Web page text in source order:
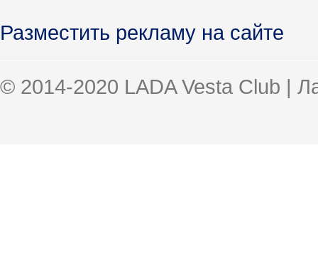
Разместить рекламу на сайте
© 2014-2020 LADA Vesta Club |